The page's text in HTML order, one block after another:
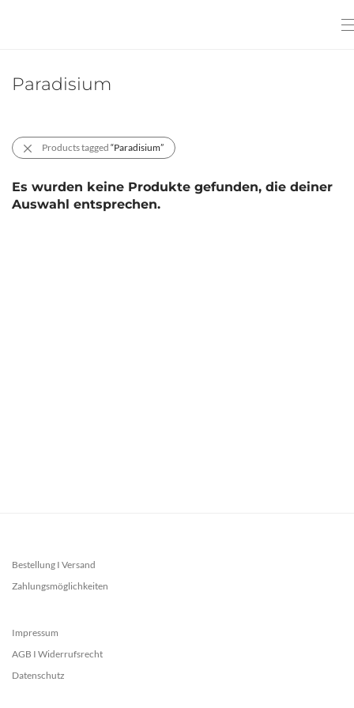
Paradisium
Products tagged “Paradisium”
Es wurden keine Produkte gefunden, die deiner
Auswahl entsprechen.
Bestellung I Versand
Zahlungsmöglichkeiten
Impressum
AGB I Widerrufsrecht
Datenschutz